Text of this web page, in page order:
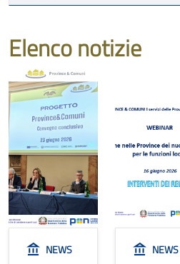
Elenco notizie
NEWS NEWS